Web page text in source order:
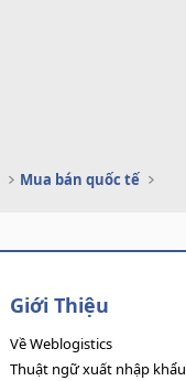
Mua bán quốc tế
Giới Thiệu
Về Weblogistics
Thuật ngữ xuất nhập khẩu